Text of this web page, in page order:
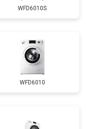
от 2100 ₽ Заказать
от 2100 ₽ Заказать
от 2550 ₽ Заказать
WFD6010S
WFD6010